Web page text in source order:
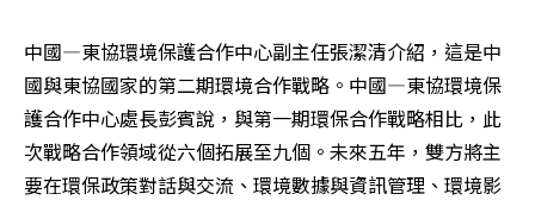
中國—東協環境保護合作中心副主任張潔清介紹，這是中
國與東協國家的第二期環境合作戰略。中國—東協環境保
護合作中心處長彭賓說，與第一期環保合作戰略相比，此
次戰略合作領域從六個拓展至九個。未來五年，雙方將主
要在環保政策對話與交流、環境數據與資訊管理、環境影